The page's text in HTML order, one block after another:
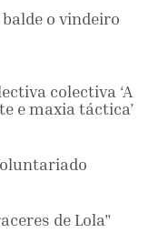
o vindeiro
colectiva ‘A
e maxia táctica’
de Lola"